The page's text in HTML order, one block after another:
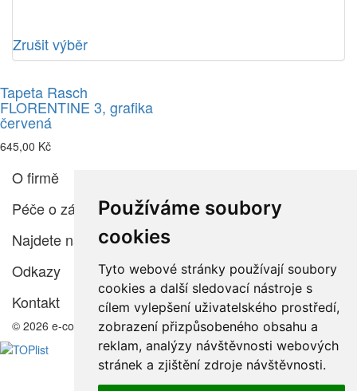
Používáme soubory
cookies
Tyto webové stránky používají soubory
cookies a další sledovací nástroje s
cílem vylepšení uživatelského prostředí,
zobrazení přizpůsobeného obsahu a
reklam, analýzy návštěvnosti webových
stránek a zjištění zdroje návštěvnosti.
Zrušit výběr
Tapeta Rasch
FLORENTINE 3, grafika
červená
645,00 Kč
O firmě
Péče o zákazníka
Najdete nás
Odkazy
Kontakt
© 2026 e-color.cz